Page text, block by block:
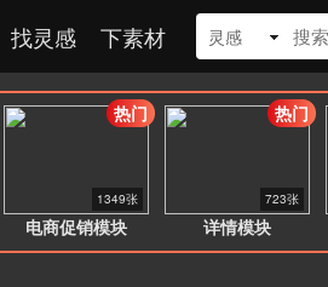
找灵感 下素材 灵感
电商促销模块
1349张
热门
详情模块
723张
热门